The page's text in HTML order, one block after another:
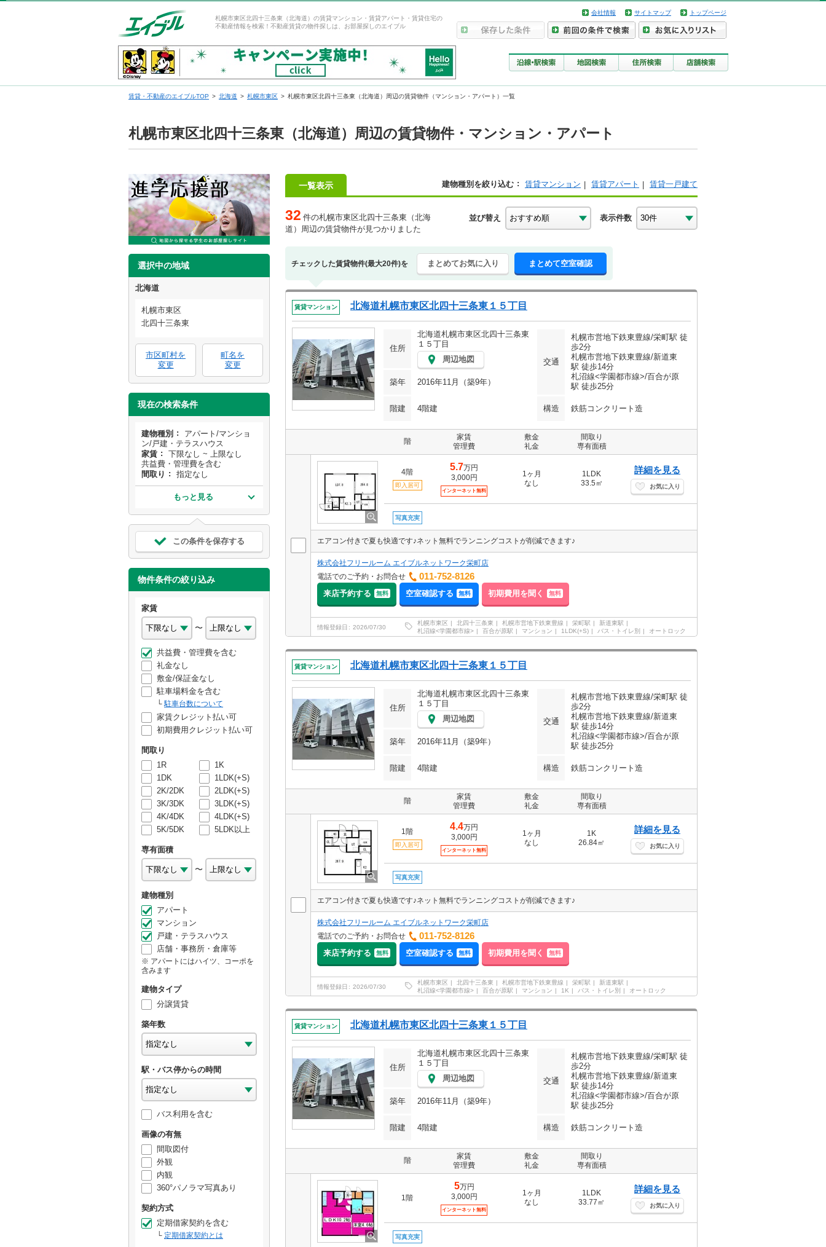
札幌市東区北四十三条東（北海道）の賃貸マンション・賃貸アパート・賃貸住宅の
不動産情報を検索！不動産賃貸の物件探しは、お部屋探しのエイブル
会社情報 サイトマップ トップページ
賃貸・不動産のエイブルTOP 北海道 札幌市東区 札幌市東区北四十三条東（北海道）周辺の賃貸物件（マンション・アパート）一覧
札幌市東区北四十三条東（北海道）周辺の賃貸物件・マンション・アパート
選択中の地域
北海道
札幌市東区
北四十三条東
市区町村を
変更
町名を
変更
現在の検索条件
建物種別
アパート/マンショ
ン/戸建・テラスハウス
家賃
下限なし ~ 上限なし
共益費・管理費を含む
間取り
指定なし
もっと見る
この条件を保存する
物件条件の絞り込み
家賃
〜
共益費・管理費を含む
礼金なし
敷金/保証金なし
駐車場料金を含む
駐車台数について
家賃クレジット払い可
初期費用クレジット払い可
間取り
1R
1K
1DK
1LDK(+S)
2K/2DK
2LDK(+S)
3K/3DK
3LDK(+S)
4K/4DK
4LDK(+S)
5K/5DK
5LDK以上
専有面積
〜
建物種別
アパート
マンション
戸建・テラスハウス
店舗・事務所・倉庫等
アパートにはハイツ、コーポを
含みます
建物タイプ
分譲賃貸
築年数
駅・バス停からの時間
バス利用を含む
画像の有無
間取図付
外観
内観
360°パノラマ写真あり
契約方式
定期借家契約を含む
定期借家契約とは
一覧表示 建物種別を絞り込む 賃貸マンション 賃貸アパート 賃貸一戸建て
32 件の札幌市東区北四十三条東（北海
道）周辺の賃貸物件が見つかりました
並び替え 表示件数
チェックした賃貸物件(最大20件)を まとめてお気に入り まとめて空室確認
賃貸マンション 北海道札幌市東区北四十三条東１５丁目
住所
北海道札幌市東区北四十三条東
１５丁目
周辺地図
交通
札幌市営地下鉄東豊線/栄町駅 徒
歩2分
札幌市営地下鉄東豊線/新道東
駅 徒歩14分
札沼線<学園都市線>/百合が原
駅 徒歩25分
築年 2016年11月（築9年）
階建 4階建 構造 鉄筋コンクリート造
階
家賃
管理費
敷金
礼金
間取り
専有面積
4階
即入居可
5.7万円
3,000円
インターネット無料
1ヶ月
なし
1LDK
33.5㎡
詳細を見る
お気に入り
写真充実
エアコン付きで夏も快適です♪ネット無料でランニングコストが削減できます♪
株式会社フリールーム エイブルネットワーク栄町店
電話でのご予約・お問合せ
011-752-8126
来店予約する 無料 空室確認する 無料 初期費用を聞く 無料
情報登録日 2026/07/30
札幌市東区 北四十三条東 札幌市営地下鉄東豊線 栄町駅
新道東駅
札沼線<学園都市線>
百合が原駅 マンション 1LDK(+S) バス・トイレ別 オートロック
賃貸マンション 北海道札幌市東区北四十三条東１５丁目
住所
北海道札幌市東区北四十三条東
１５丁目
周辺地図
交通
札幌市営地下鉄東豊線/栄町駅 徒
歩2分
札幌市営地下鉄東豊線/新道東
駅 徒歩14分
札沼線<学園都市線>/百合が原
駅 徒歩25分
築年 2016年11月（築9年）
階建 4階建 構造 鉄筋コンクリート造
階
家賃
管理費
敷金
礼金
間取り
専有面積
1階
即入居可
4.4万円
3,000円
インターネット無料
1ヶ月
なし
1K
26.84㎡
詳細を見る
お気に入り
写真充実
エアコン付きで夏も快適です♪ネット無料でランニングコストが削減できます♪
株式会社フリールーム エイブルネットワーク栄町店
電話でのご予約・お問合せ
011-752-8126
来店予約する 無料 空室確認する 無料 初期費用を聞く 無料
情報登録日 2026/07/30
札幌市東区 北四十三条東 札幌市営地下鉄東豊線 栄町駅
新道東駅
札沼線<学園都市線>
百合が原駅 マンション 1K バス・トイレ別 オートロック
賃貸マンション 北海道札幌市東区北四十三条東１５丁目
住所
北海道札幌市東区北四十三条東
１５丁目
周辺地図
交通
札幌市営地下鉄東豊線/栄町駅 徒
歩2分
札幌市営地下鉄東豊線/新道東
駅 徒歩14分
札沼線<学園都市線>/百合が原
駅 徒歩25分
築年 2016年11月（築9年）
階建 4階建 構造 鉄筋コンクリート造
階
家賃
管理費
敷金
礼金
間取り
専有面積
1階
5万円
3,000円
インターネット無料
1ヶ月
なし
1LDK
33.77㎡
詳細を見る
お気に入り
写真充実